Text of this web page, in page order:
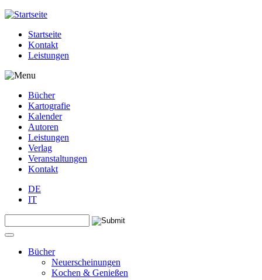
Jump to navigation
Startseite
Kontakt
Leistungen
Bücher
Kartografie
Kalender
Autoren
Leistungen
Verlag
Veranstaltungen
Kontakt
DE
IT
Suchformular
Bücher
Neuerscheinungen
Kochen & Genießen